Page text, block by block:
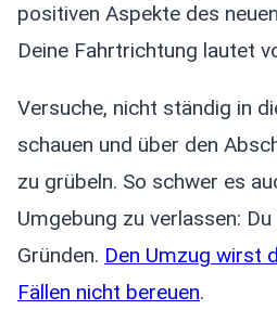
positiven Aspekte des
Deine Fahrtrichtung lautet
Versuche, nicht ständig in
schauen und über den
zu grübeln. So schwer es
Umgebung zu verlassen:
Gründen. Den Umzug wirst
Fällen nicht bereuen.